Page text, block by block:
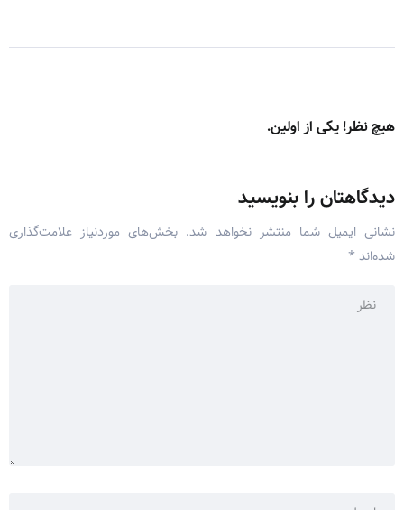
هیچ نظر! یکی از اولین.
دیدگاهتان را بنویسید
نشانی ایمیل شما منتشر نخواهد شد. بخش‌های موردنیاز علامت‌گذاری
شده‌اند *